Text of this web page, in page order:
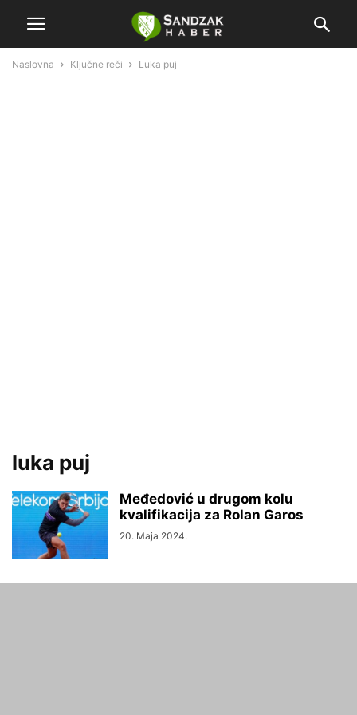
Naslovna Ključne reči Luka puj
luka puj
Međedović u drugom kolu
kvalifikacija za Rolan Garos
20. Maja 2024.